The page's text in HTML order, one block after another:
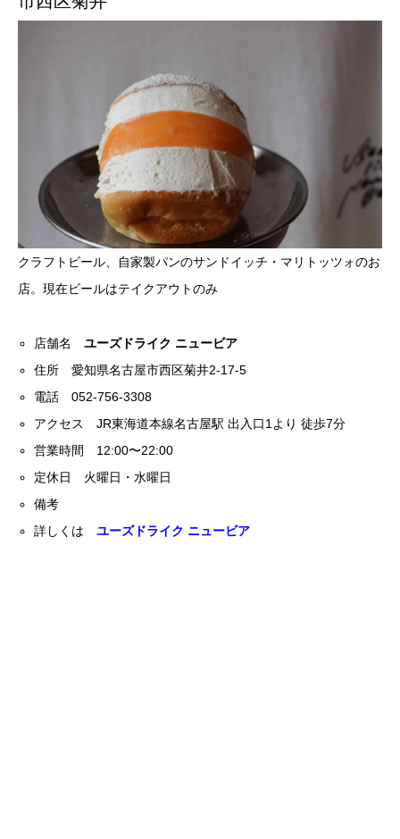
クラフトビール、自家製パンのサンドイッチ・マリトッツォのお
店。現在ビールはテイクアウトのみ
店舗名ユーズドライク ニュービア
住所 愛知県名古屋市西区菊井2-17-5
電話 052-756-3308
アクセス JR東海道本線名古屋駅 出入口1より 徒歩7分
営業時間 12:00〜22:00
定休日 火曜日・水曜日
備考
詳しくはユーズドライク ニュービア